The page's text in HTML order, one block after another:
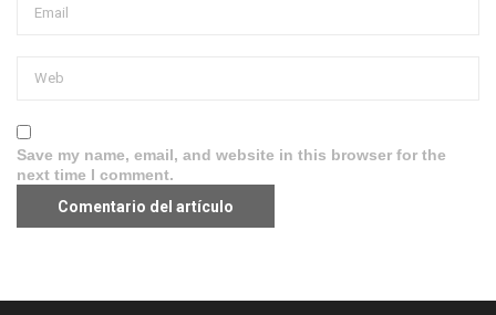
Save my name, email, and website in this browser for the
next time I comment.
Aviso legal·Política de Privacidad·Política de Cookies